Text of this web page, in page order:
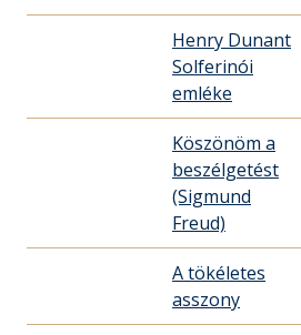
Henry Dunant
Solferinói
emléke
Köszönöm a
beszélgetést
(Sigmund
Freud)
A tökéletes
asszony